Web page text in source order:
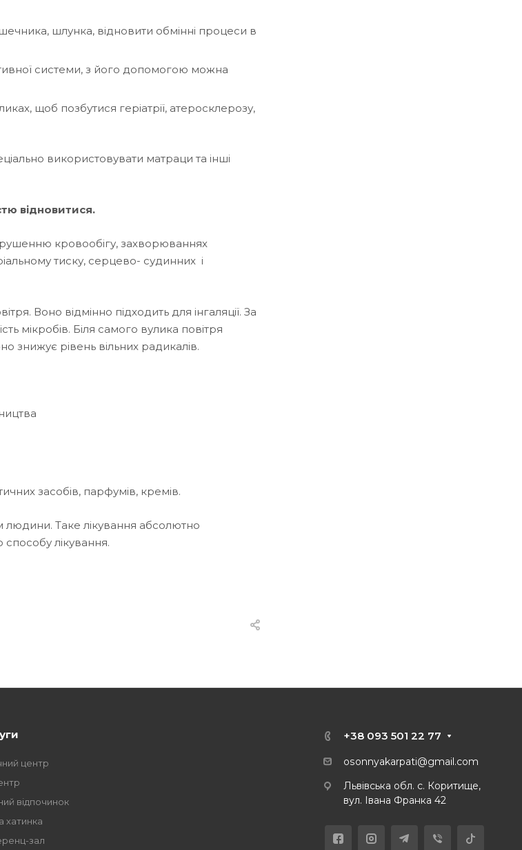
шлунка, відновити обмінні процеси в
системи, з його допомогою можна
щоб позбутися геріатрії, атеросклерозу,
використовувати матраци та інші
відновитися.
кровообігу, захворюваннях
тиску, серцево- судинних і
Воно відмінно підходить для інгаляції. За
мікробів. Біля самого вулика повітря
знижує рівень вільних радикалів.
засобів, парфумів, кремів.
людини. Таке лікування абсолютно
лікування.
центр
відпочинок
хатинка
зал
+38 093 501 22 77
osonnyakarpati@gmail.com
Львівська обл. с. Коритище,
вул. Івана Франка 42